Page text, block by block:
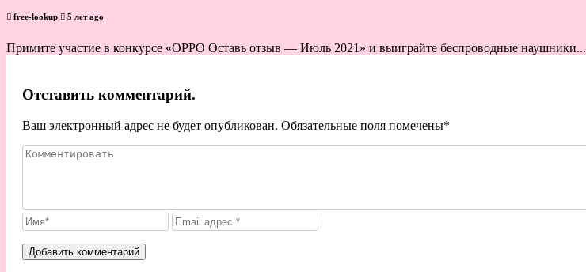
free-lookup 5 лет ago
Примите участие в конкурсе «OPPO Оставь отзыв — Июль 2021» и выиграйте беспроводные наушники...
Отставить комментарий.
Ваш электронный адрес не будет опубликован. Обязательные поля помечены*